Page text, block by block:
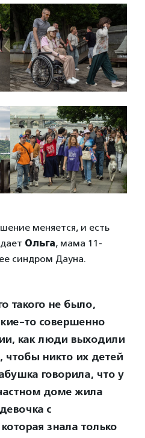
меняется, и есть
Ольга, мама 11-
синдром Дауна.
такого не было,
то совершенно
как люди выходили
чтобы никто их детей
говорила, что у
доме жила
с
знала только